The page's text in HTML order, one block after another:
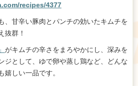
recipes/4377
、甘辛い豚肉とパンチの効いたキムチを
抜群！
がキムチの辛さをまろやかにし、深みを
ジとして、ゆで卵や蒸し鶏など、どんな
嬉しい一品です。